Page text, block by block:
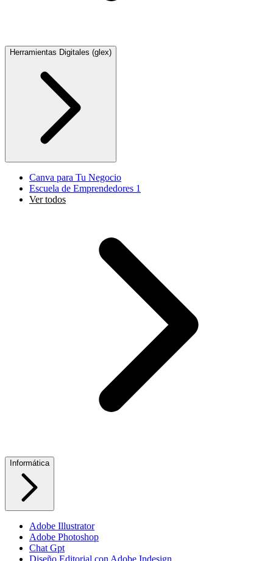
Herramientas Digitales (glex)
Canva para Tu Negocio
Escuela de Emprendedores 1
Ver todos
Informática
Adobe Illustrator
Adobe Photoshop
Chat Gpt
Diseño Editorial con Adobe Indesign